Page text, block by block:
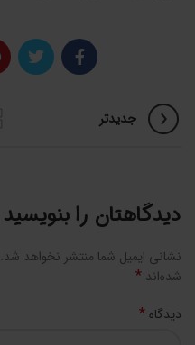
جدیدتر
دیدگاهتان را بنویسید
نشانی ایمیل شما منتشر نخواهد شد.
شده‌اند *
دیدگاه*